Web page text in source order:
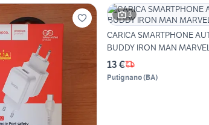
3
CARICA SMARTPHONE AUTO
BUDDY IRON MAN MARVEL
13 €
Putignano(BA)